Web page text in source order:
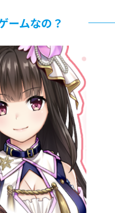
ームなの？